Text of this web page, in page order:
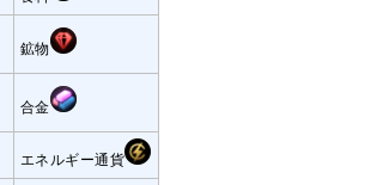
鉱物
合金
エネルギー通貨